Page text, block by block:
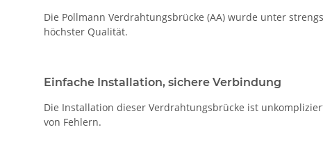
Die Pollmann Verdrahtungsbrücke (AA) wurde unter
höchster Qualität.
Einfache Installation, sichere Verbindung
Die Installation dieser Verdrahtungsbrücke ist
von Fehlern.